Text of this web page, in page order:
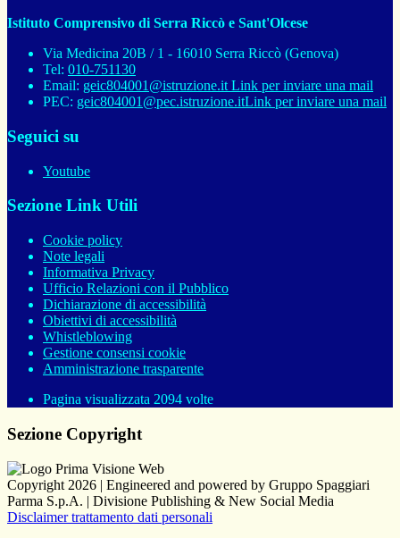
Istituto Comprensivo di Serra Riccò e Sant'Olcese
Via Medicina 20B / 1 - 16010 Serra Riccò (Genova)
Tel: 010-751130
Email: geic804001@istruzione.it Link per inviare una mail
PEC: geic804001@pec.istruzione.itLink per inviare una mail
Seguici su
Youtube
Sezione Link Utili
Cookie policy
Note legali
Informativa Privacy
Ufficio Relazioni con il Pubblico
Dichiarazione di accessibilità
Obiettivi di accessibilità
Whistleblowing
Gestione consensi cookie
Amministrazione trasparente
Pagina visualizzata 2094 volte
Sezione Copyright
Copyright 2026 | Engineered and powered by Gruppo Spaggiari
Parma S.p.A. | Divisione Publishing & New Social Media
Disclaimer trattamento dati personali